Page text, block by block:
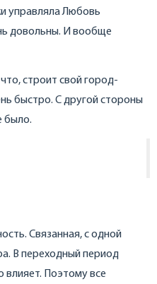
управляла Любовь
довольны. И вообще
строит свой город-
быстро. С другой стороны
было.
Связанная, с одной
В переходный период
влияет. Поэтому все